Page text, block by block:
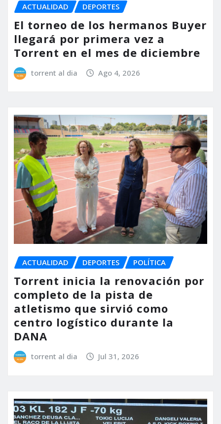
ACTUALIDAD DEPORTES
El torneo de los hermanos Buyer
llegará por primera vez a
Torrent en el mes de diciembre
torrent al dia Ago 4, 2026
ACTUALIDAD DEPORTES POLÍTICA
Torrent inicia la renovación por
completo de la pista de
atletismo que sirvió como
centro logístico durante la
DANA
torrent al dia Jul 31, 2026